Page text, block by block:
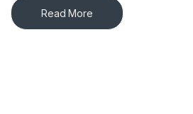
Read More